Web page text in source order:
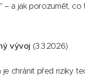
a jak porozumět, co
vývoj (3.3.2026)
chránit před riziky